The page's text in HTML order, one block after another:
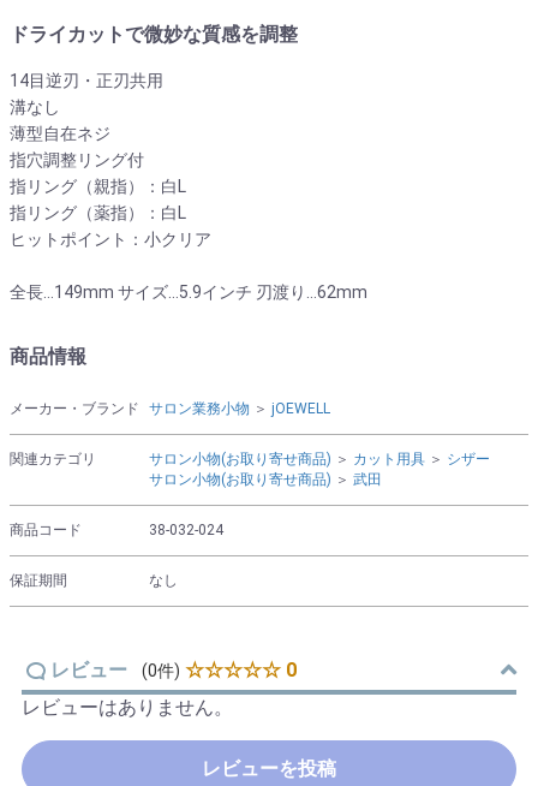
ドライカットで微妙な質感を調整
14目逆刃・正刃共用
溝なし
薄型自在ネジ
指穴調整リング付
指リング（親指）：白L
指リング（薬指）：白L
ヒットポイント：小クリア
全長…149mm サイズ…5.9インチ 刃渡り…62mm
商品情報
メーカー・ブランド サロン業務小物 ＞ jOEWELL
関連カテゴリ サロン小物(お取り寄せ商品) ＞ カット用具 ＞ シザー
サロン小物(お取り寄せ商品) ＞ 武田
商品コード 38-032-024
保証期間 なし
レビュー (0件) ☆☆☆☆☆ 0
レビューはありません。
レビューを投稿